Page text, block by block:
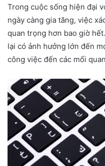
Trong cuộc sống hiện đại
ngày càng gia tăng, việc
quan trọng hơn bao giờ
lại có ảnh hưởng lớn đến
công việc đến các mối